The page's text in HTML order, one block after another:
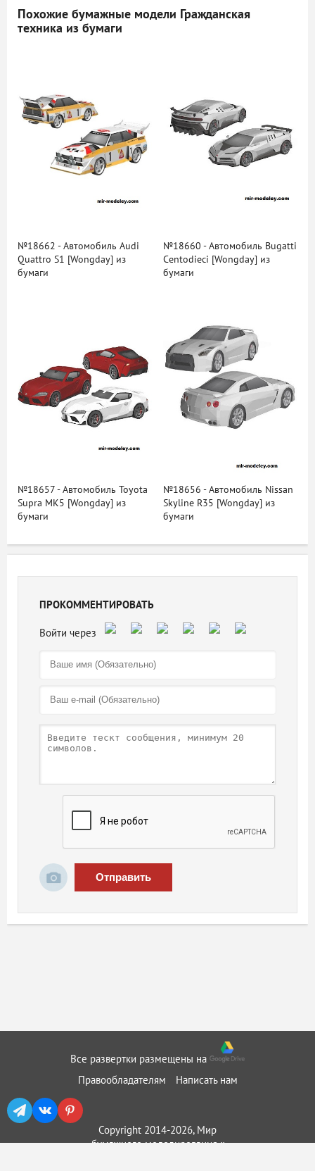
Похожие бумажные модели Гражданская
техника из бумаги
№18662 - Автомобиль Audi
Quattro S1 [Wongday] из
бумаги
№18660 - Автомобиль Bugatti
Centodieci [Wongday] из
бумаги
№18657 - Автомобиль Toyota
Supra MK5 [Wongday] из
бумаги
№18656 - Автомобиль Nissan
Skyline R35 [Wongday] из
бумаги
ПРОКОММЕНТИРОВАТЬ
Отправить
Все развертки размещены на
Правообладателям
Написать нам
Copyright 2014-2026, Мир
бумажного моделирования ::